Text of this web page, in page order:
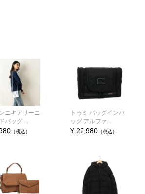
ニキアリーニ
バッグ ...
（税込）
トゥミ バッグインバ
ッグ アルファ...
¥ 22,980 （税込）